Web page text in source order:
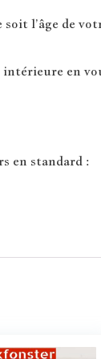
l’âge de
en
en standard :